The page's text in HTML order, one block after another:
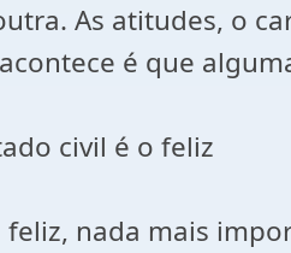
As atitudes, o
é que
civil é o feliz
feliz, nada mais